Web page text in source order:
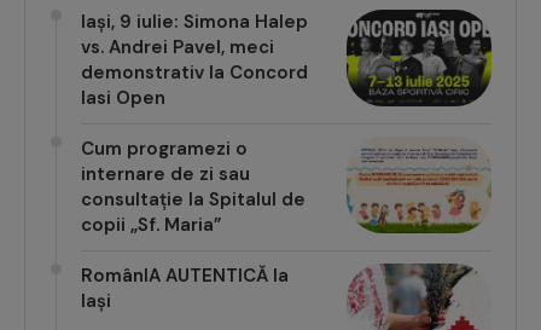
Iași, 9 iulie: Simona Halep
vs. Andrei Pavel, meci
demonstrativ la Concord
Iasi Open
Cum programezi o
internare de zi sau
consultație la Spitalul de
copii „Sf. Maria”
RomânIA AUTENTICĂ la
Iași